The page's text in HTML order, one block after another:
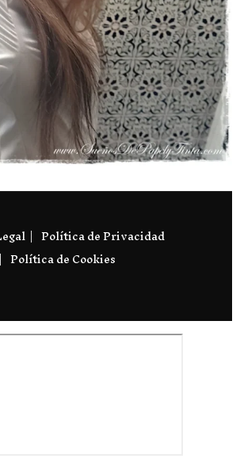
Política de Privacidad
Política de Cookies